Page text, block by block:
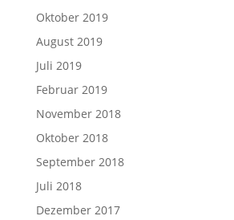
Oktober 2019
August 2019
Juli 2019
Februar 2019
November 2018
Oktober 2018
September 2018
Juli 2018
Dezember 2017